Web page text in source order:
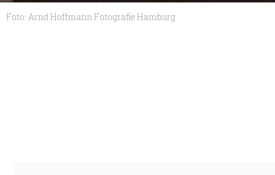
Foto: Arnd Hoffmann Fotografie Hamburg